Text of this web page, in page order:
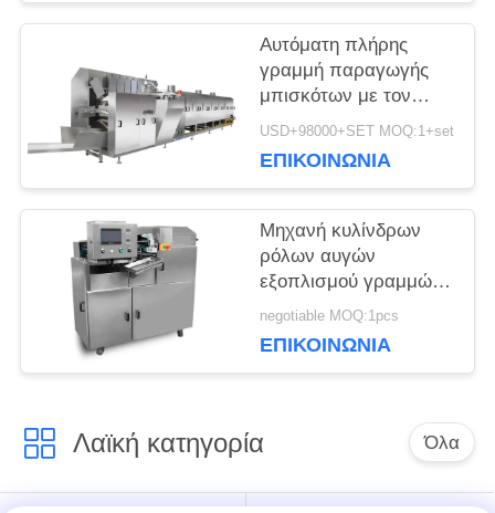
SITEMAP
PRIVACY
POLICY
Αυτόματη πλήρης
γραμμή παραγωγής
μπισκότων με τον
έλεγχο οθόνης αφής
USD+98000+SET MOQ:1+set
ΕΠΙΚΟΙΝΩΝΊΑ
Μηχανή κυλίνδρων
ρόλων αυγών
εξοπλισμού γραμμών
παραγωγής
ανοξείδωτου πλήρως
negotiable MOQ:1pcs
ΕΠΙΚΟΙΝΩΝΊΑ
Λαϊκή κατηγορία Όλα